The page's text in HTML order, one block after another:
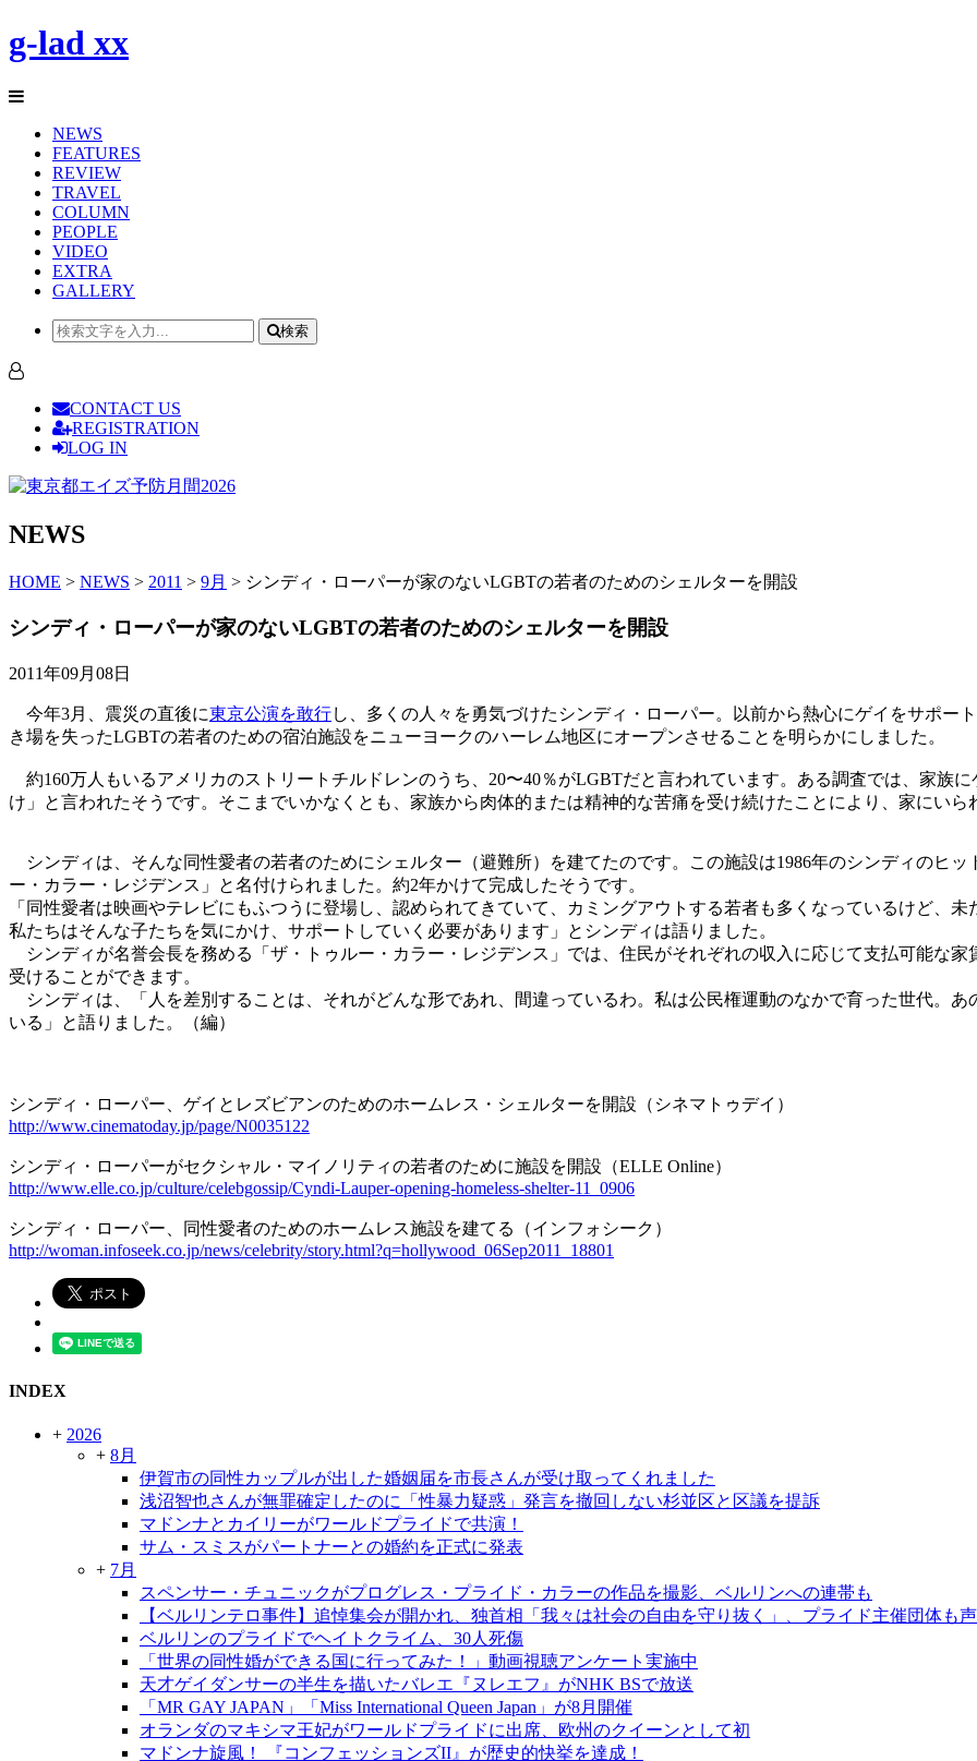
g-lad xx
NEWS
FEATURES
REVIEW
TRAVEL
COLUMN
PEOPLE
VIDEO
EXTRA
GALLERY
検索
CONTACT US
REGISTRATION
LOG IN
NEWS
HOME > NEWS > 2011 > 9月 > シンディ・ローパーが家のないLGBTの若者のためのシェルターを開設
シンディ・ローパーが家のないLGBTの若者のためのシェルターを開設
2011年09月08日
今年3月、震災の直後に東京公演を敢行し、多くの人々を勇気づけたシンディ・ローパー。以前から熱心にゲイをサポー
き場を失ったLGBTの若者のための宿泊施設をニューヨークのハーレム地区にオープンさせることを明らかにしました。
約160万人もいるアメリカのストリートチルドレンのうち、20〜40％がLGBTだと言われています。ある調査では、家族
け」と言われたそうです。そこまでいかなくとも、家族から肉体的または精神的な苦痛を受け続けたことにより、家にい
シンディは、そんな同性愛者の若者のためにシェルター（避難所）を建てたのです。この施設は1986年のシンディのヒ
ー・カラー・レジデンス」と名付けられました。約2年かけて完成したそうです。
「同性愛者は映画やテレビにもふつうに登場し、認められてきていて、カミングアウトする若者も多くなっているけど、
私たちはそんな子たちを気にかけ、サポートしていく必要があります」とシンディは語りました。
シンディが名誉会長を務める「ザ・トゥルー・カラー・レジデンス」では、住民がそれぞれの収入に応じて支払可能な
受けることができます。
シンディは、「人を差別することは、それがどんな形であれ、間違っているわ。私は公民権運動のなかで育った世代。
いる」と語りました。（編）
シンディ・ローパー、ゲイとレズビアンのためのホームレス・シェルターを開設（シネマトゥデイ）
http://www.cinematoday.jp/page/N0035122
シンディ・ローパーがセクシャル・マイノリティの若者のために施設を開設（ELLE Online）
http://www.elle.co.jp/culture/celebgossip/Cyndi-Lauper-opening-homeless-shelter-11_0906
シンディ・ローパー、同性愛者のためのホームレス施設を建てる（インフォシーク）
http://woman.infoseek.co.jp/news/celebrity/story.html?q=hollywood_06Sep2011_18801
INDEX
+ 2026
+ 8月
伊賀市の同性カップルが出した婚姻届を市長さんが受け取ってくれました
浅沼智也さんが無罪確定したのに「性暴力疑惑」発言を撤回しない杉並区と区議を提訴
マドンナとカイリーがワールドプライドで共演！
サム・スミスがパートナーとの婚約を正式に発表
+ 7月
スペンサー・チュニックがプログレス・プライド・カラーの作品を撮影、ベルリンへの連帯も
【ベルリンテロ事件】追悼集会が開かれ、独首相「我々は社会の自由を守り抜く」、プライド主催団体も
ベルリンのプライドでヘイトクライム、30人死傷
「世界の同性婚ができる国に行ってみた！」動画視聴アンケート実施中
天才ゲイダンサーの半生を描いたバレエ『ヌレエフ』がNHK BSで放送
「MR GAY JAPAN」「Miss International Queen Japan」が8月開催
オランダのマキシマ王妃がワールドプライドに出席、欧州のクイーンとして初
マドンナ旋風！ 『コンフェッションズII』が歴史的快挙を達成！